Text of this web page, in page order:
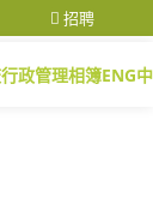
招聘
政管理相簿ENG中